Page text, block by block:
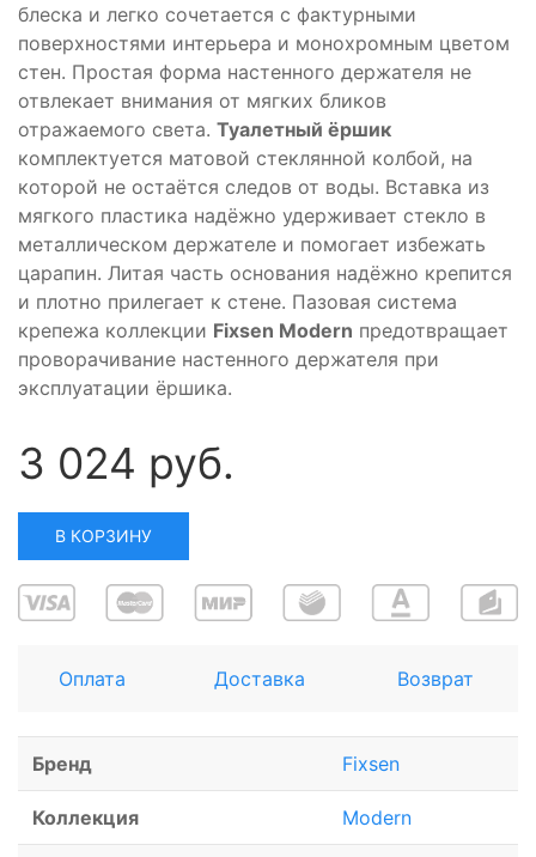
блеска и легко сочетается с фактурными
поверхностями интерьера и монохромным цветом
стен. Простая форма настенного держателя не
отвлекает внимания от мягких бликов
отражаемого света. Туалетный ёршик
комплектуется матовой стеклянной колбой, на
которой не остаётся следов от воды. Вставка из
мягкого пластика надёжно удерживает стекло в
металлическом держателе и помогает избежать
царапин. Литая часть основания надёжно крепится
и плотно прилегает к стене. Пазовая система
крепежа коллекции Fixsen Modern предотвращает
проворачивание настенного держателя при
эксплуатации ёршика.
3 024 руб.
В КОРЗИНУ
Оплата Доставка Возврат
Бренд Fixsen
Коллекция Modern